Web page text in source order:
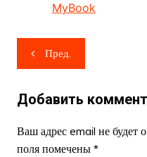
MyBook
Навигация
по
записям
Пред.
Добавить
Ваш адрес email не будет
поля помечены *